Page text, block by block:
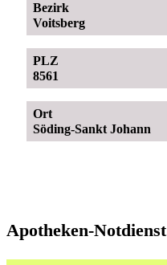
Bezirk
Voitsberg
PLZ
8561
Ort
Söding-Sankt Johann
Apotheken-